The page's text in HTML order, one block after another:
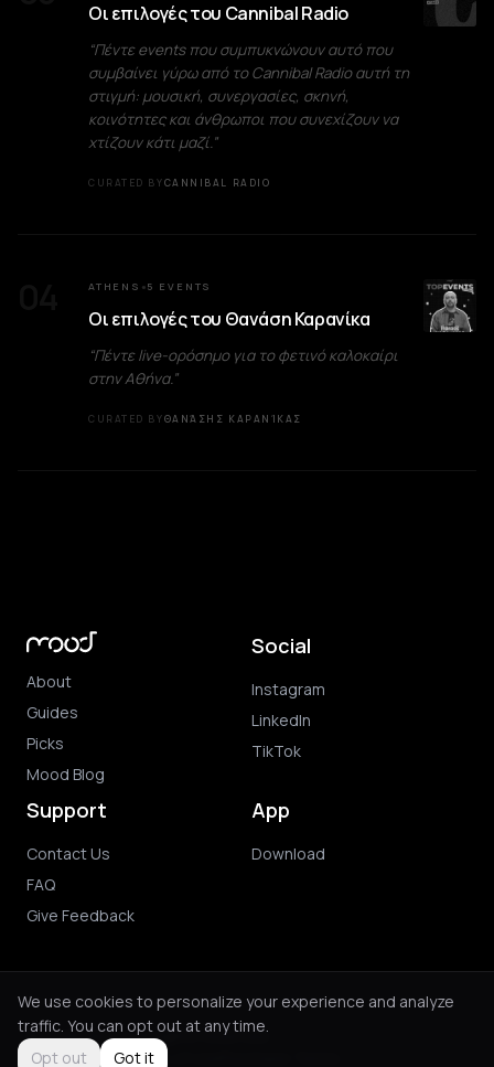
Οι επιλογές του Cannibal Radio
“Πέντε events που συμπυκνώνουν αυτό που
συμβαίνει γύρω από το Cannibal Radio αυτή τη
στιγμή: μουσική, συνεργασίες, σκηνή,
κοινότητες και άνθρωποι που συνεχίζουν να
χτίζουν κάτι μαζί.”
CURATED BYCANNIBAL RADIO
ATHENS ●5 EVENTS
Οι επιλογές του Θανάση Καρανίκα
“Πέντε live-ορόσημο για το φετινό καλοκαίρι
στην Αθήνα.”
CURATED BYΘΑΝΆΣΗΣ ΚΑΡΑΝΊΚΑΣ
About
Guides
Picks
Mood Blog
Social
Instagram
LinkedIn
TikTok
Support
Contact Us
FAQ
Give Feedback
App
Download
© 2026 Mood. All rights reserved.
Privacy PolicyTerms of Use
We use cookies to personalize your experience and analyze
traffic. You can opt out at any time.
Opt out
Got it